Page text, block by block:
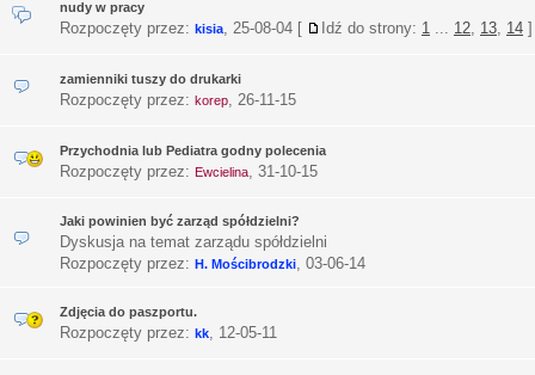
nudy w pracy
Rozpoczęty przez: kisia, 25-08-04 [ Idź do strony: 1 ... 12, 13, 14 ]
zamienniki tuszy do drukarki
Rozpoczęty przez: korep, 26-11-15
Przychodnia lub Pediatra godny polecenia
Rozpoczęty przez: Ewcielina, 31-10-15
Jaki powinien być zarząd spółdzielni?
Dyskusja na temat zarządu spółdzielni
Rozpoczęty przez: H. Mościbrodzki, 03-06-14
Zdjęcia do paszportu.
Rozpoczęty przez: kk, 12-05-11